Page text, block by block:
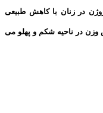
در زنان با کاهش طبیعی
در ناحیه شکم و پهلو می